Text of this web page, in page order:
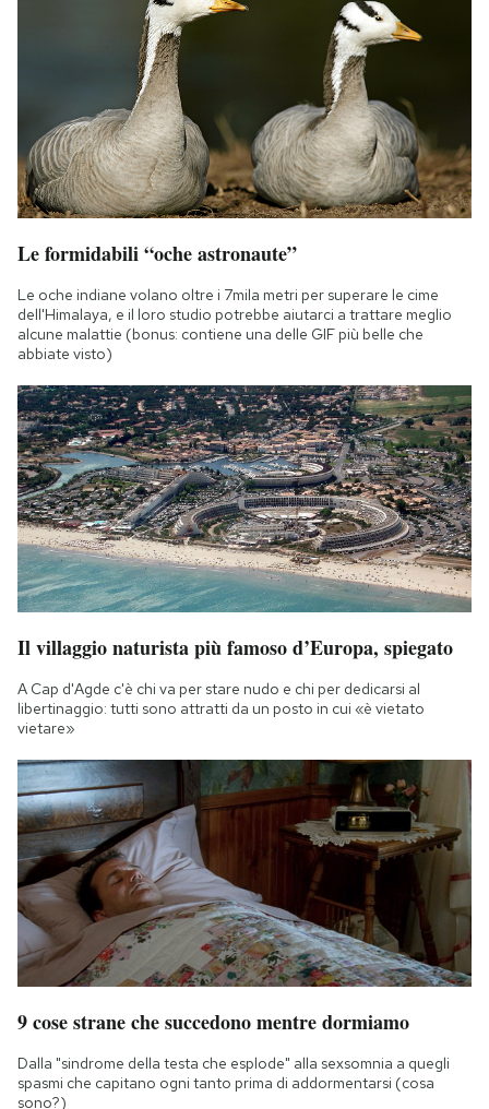
Le formidabili “oche astronaute”
Le oche indiane volano oltre i 7mila metri per superare le cime
dell'Himalaya, e il loro studio potrebbe aiutarci a trattare meglio
alcune malattie (bonus: contiene una delle GIF più belle che
abbiate visto)
Il villaggio naturista più famoso d’Europa, spiegato
A Cap d'Agde c'è chi va per stare nudo e chi per dedicarsi al
libertinaggio: tutti sono attratti da un posto in cui «è vietato
vietare»
9 cose strane che succedono mentre dormiamo
Dalla "sindrome della testa che esplode" alla sexsomnia a quegli
spasmi che capitano ogni tanto prima di addormentarsi (cosa
sono?)